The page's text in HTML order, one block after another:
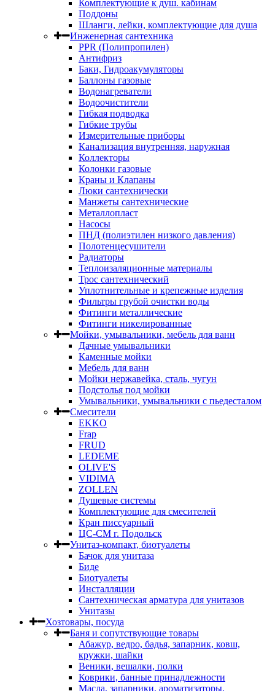
Комплектующие к душ. кабинам
Поддоны
Шланги, лейки, комплектующие для душа
Инженерная сантехника
PPR (Полипропилен)
Антифриз
Баки, Гидроакумуляторы
Баллоны газовые
Водонагреватели
Водоочистители
Гибкая подводка
Гибкие трубы
Измерительные приборы
Канализация внутренняя, наружная
Коллекторы
Колонки газовые
Краны и Клапаны
Люки сантехнически
Манжеты сантехнические
Металлопласт
Насосы
ПНД (полиэтилен низкого давления)
Полотенцесушители
Радиаторы
Теплоизаляционные материалы
Трос сантехнический
Уплотнительные и крепежные изделия
Фильтры грубой очистки воды
Фитинги металлические
Фитинги никелированные
Мойки, умывальники, мебель для ванн
Дачные умывальники
Каменные мойки
Мебель для ванн
Мойки нержавейка, сталь, чугун
Подстолья под мойки
Умывальники, умывальники с пьедесталом
Смесители
EKKO
Frap
FRUD
LEDEME
OLIVE'S
VIDIMA
ZOLLEN
Душевые системы
Комплектующие для смесителей
Кран писсуарный
ЦС-СМ г. Подольск
Унитаз-компакт, биотуалеты
Бачок для унитаза
Биде
Биотуалеты
Инсталляции
Сантехническая арматура для унитазов
Унитазы
Хозтовары, посуда
Баня и сопутствующие товары
Абажур, ведро, бадья, запарник, ковш,
кружки, шайки
Веники, вешалки, полки
Коврики, банные принадлежности
Масла, запарники, ароматизаторы,